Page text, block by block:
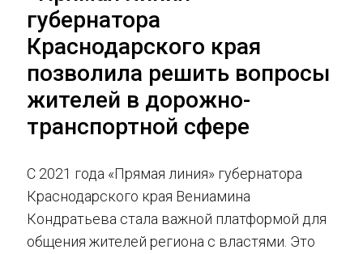
губернатора
Краснодарского края
позволила решить вопросы
жителей в дорожно-
транспортной сфере
С 2021 года «Прямая линия» губернатора
Краснодарского края Вениамина
Кондратьева стала важной платформой для
общения жителей региона с властями. Это